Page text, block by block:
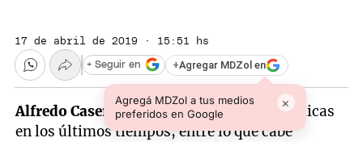
17 de abril de 2019 · 15:51 hs
+Agregar MDZol en
Agregá MDZol a tus medios
preferidos en Google
×
+ Seguir en
Alfredo Caseroprotagonizó muchas polémicas
en los últimos tiempos, entre lo que cabe